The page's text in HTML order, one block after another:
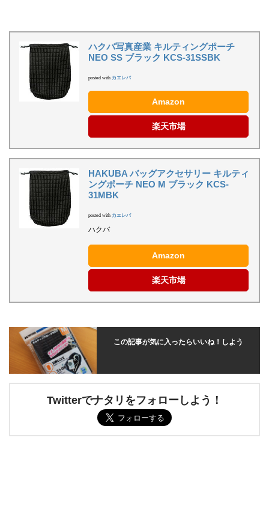
ハクバ写真産業 キルティングポーチ
NEO SS ブラック KCS-31SSBK
posted with カエレバ
Amazon
楽天市場
HAKUBA バッグアクセサリー キルティ
ングポーチ NEO M ブラック KCS-
31MBK
posted with カエレバ
ハクバ
Amazon
楽天市場
この記事が気に入ったらいいね！しよう
Twitterでナタリをフォローしよう！